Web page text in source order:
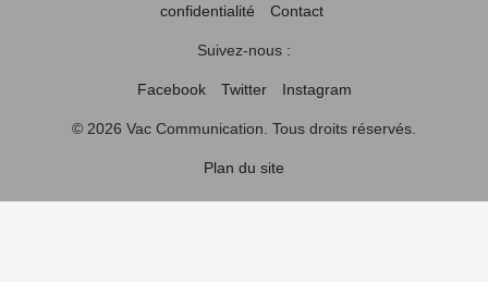
confidentialité
Contact
Suivez-nous :
Facebook Twitter Instagram
© 2026 Vac Communication. Tous droits réservés.
Plan du site